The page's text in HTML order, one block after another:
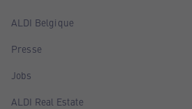
ALDI Belgique
Presse
Jobs
ALDI Real Estate